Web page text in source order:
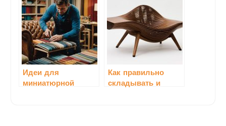
мебелью
Идеи для
миниатюрной
Как правильно
складывать и